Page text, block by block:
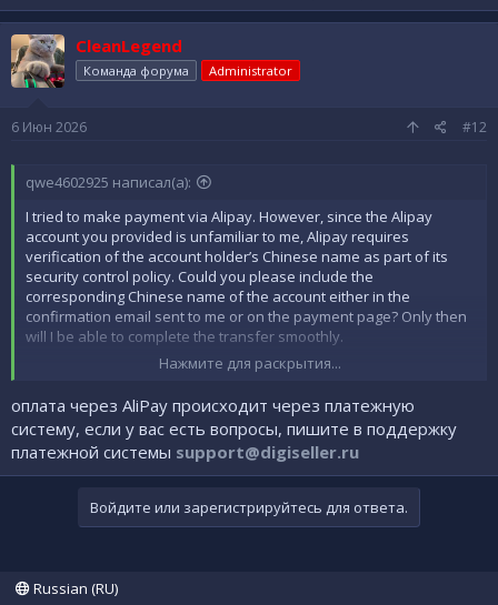
CleanLegend
Команда форума Administrator
6 Июн 2026 #12
qwe4602925 написал(а):
I tried to make payment via Alipay. However, since the Alipay
account you provided is unfamiliar to me, Alipay requires
verification of the account holder’s Chinese name as part of its
security control policy. Could you please include the
corresponding Chinese name of the account either in the
confirmation email sent to me or on the payment page? Only then
will I be able to complete the transfer smoothly.
Я попытался произвести оплату через Alipay. Однако,
поскольку предоставленный вами аккаунт Alipay мне
незнаком, Alipay требует подтверждения китайского имени
владельца счёта в рамках своей политики безопасности. Не
могли бы вы указать соответствующее китайское имя
владельца счёта либо в письме-подтверждении,
отправленном мне, либо на странице оплаты? Только тогда я
смогу успешно завершить перевод.
Нажмите для раскрытия...
оплата через AliPay происходит через платежную
систему, если у вас есть вопросы, пишите в поддержку
платежной системы support@digiseller.ru
Войдите или зарегистрируйтесь для ответа.
Russian (RU)